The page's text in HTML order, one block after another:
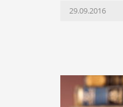
29.09.2016